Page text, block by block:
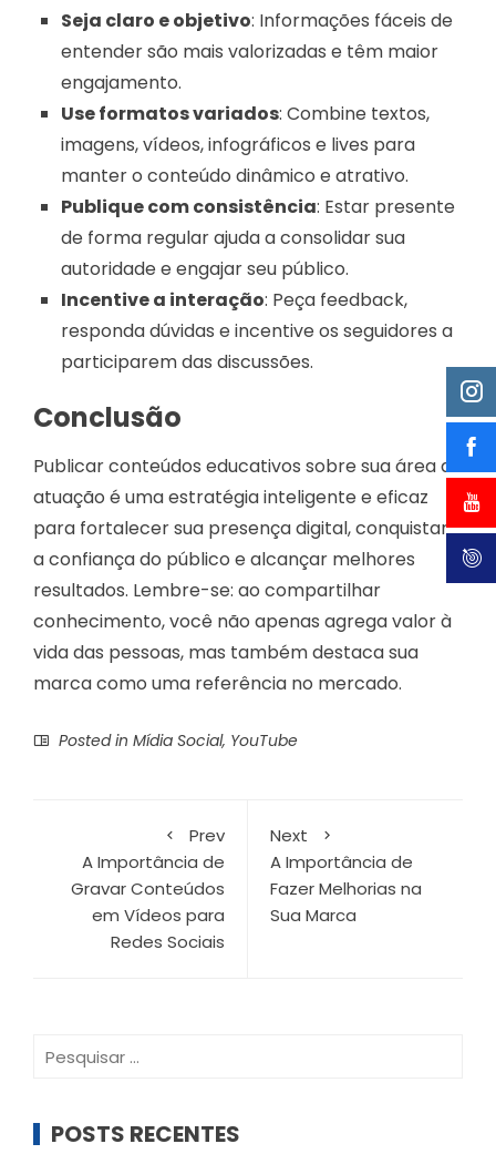
Seja claro e objetivo: Informações fáceis de
entender são mais valorizadas e têm maior
engajamento.
Use formatos variados: Combine textos,
imagens, vídeos, infográficos e lives para
manter o conteúdo dinâmico e atrativo.
Publique com consistência: Estar presente
de forma regular ajuda a consolidar sua
autoridade e engajar seu público.
Incentive a interação: Peça feedback,
responda dúvidas e incentive os seguidores a
participarem das discussões.
Conclusão
Publicar conteúdos educativos sobre sua área de
atuação é uma estratégia inteligente e eficaz
para fortalecer sua presença digital, conquistar
a confiança do público e alcançar melhores
resultados. Lembre-se: ao compartilhar
conhecimento, você não apenas agrega valor à
vida das pessoas, mas também destaca sua
marca como uma referência no mercado.
Posted in Mídia Social, YouTube
Prev
A Importância de
Gravar Conteúdos
em Vídeos para
Redes Sociais
Next
A Importância de
Fazer Melhorias na
Sua Marca
Pesquisar
POSTS RECENTES